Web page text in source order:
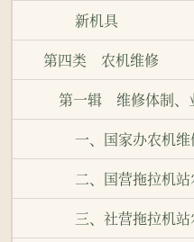
新机具
第四类 农机维修
第一辑 维修体制、
一、国家办农机维
二、国营拖拉机
三、社营拖拉机